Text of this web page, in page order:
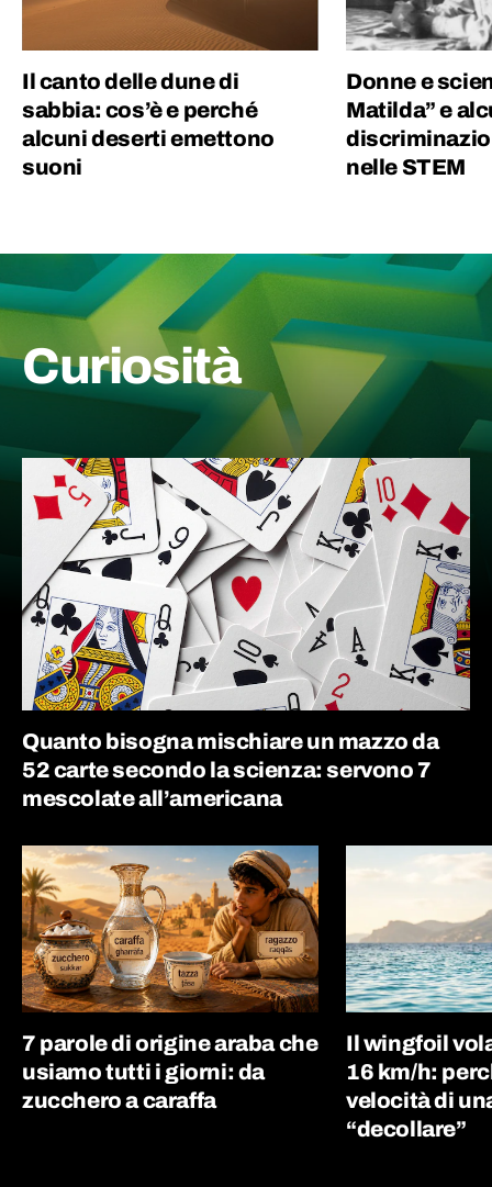
Il canto delle dune di
sabbia: cos’è e perché
alcuni deserti emettono
suoni
Donne e
Matilda” e
nelle STEM
Curiosità
Quanto bisogna mischiare un mazzo da
52 carte secondo la scienza: servono 7
mescolate all’americana
7 parole di origine araba che
usiamo tutti i giorni: da
zucchero a caraffa
Il wingfoil
16 km/h:
velocità di
“decollare”